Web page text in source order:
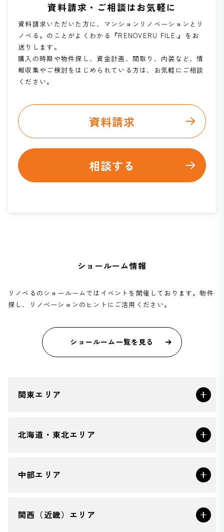
資料請求・ご相談はお気軽に
資料請求いただいた方に、マンションリノベーションとリ
ノベる。のことがよくわかる『RENOVERU FILE.』をお
送りします。
購入の時期や物件探し、資金計画、間取り、内装など、情
報収集やご検討をはじめられている方は、お気軽にご相談
ください。
資料請求
相談する
ショールーム情報
リノベるのショールームではイベントを開催しております。物件
探し、リノベーションのヒントにご活用ください。
ショールーム一覧を見る
関東エリア
北海道・東北エリア
中部エリア
関西（近畿）エリア